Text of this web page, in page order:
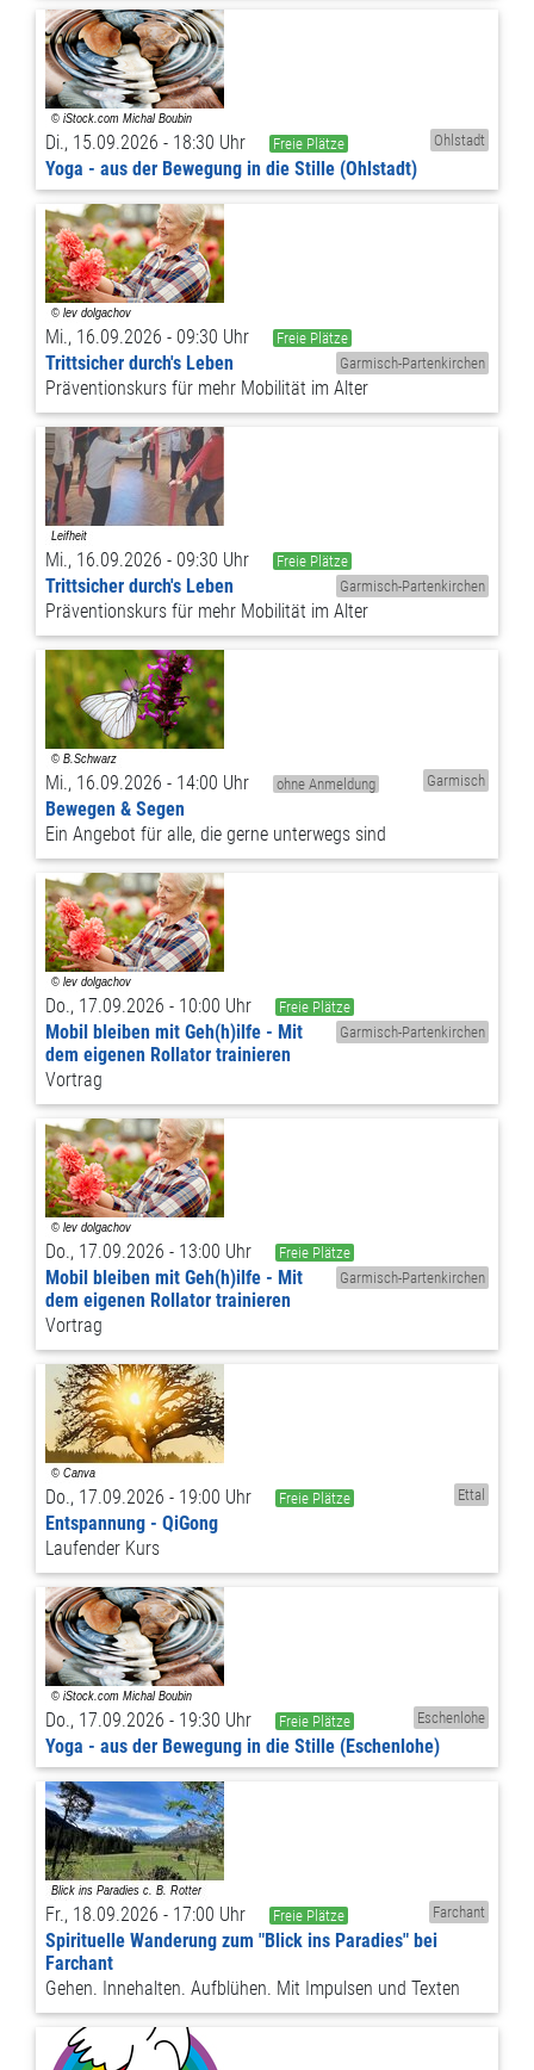
Di., 15.09.2026 - 18:30 Uhr Freie Plätze Ohlstadt
Yoga - aus der Bewegung in die Stille (Ohlstadt)
Mi., 16.09.2026 - 09:30 Uhr
Freie Plätze
Garmisch-Partenkirchen
Trittsicher durch's Leben
Präventionskurs für mehr Mobilität im Alter
Mi., 16.09.2026 - 09:30 Uhr
Freie Plätze
Garmisch-Partenkirchen
Trittsicher durch's Leben
Präventionskurs für mehr Mobilität im Alter
Mi., 16.09.2026 - 14:00 Uhr ohne Anmeldung Garmisch
Bewegen & Segen
Ein Angebot für alle, die gerne unterwegs sind
Do., 17.09.2026 - 10:00 Uhr
Freie Plätze
Garmisch-Partenkirchen
Mobil bleiben mit Geh(h)ilfe - Mit
dem eigenen Rollator trainieren
Vortrag
Do., 17.09.2026 - 13:00 Uhr
Freie Plätze
Garmisch-Partenkirchen
Mobil bleiben mit Geh(h)ilfe - Mit
dem eigenen Rollator trainieren
Vortrag
Do., 17.09.2026 - 19:00 Uhr Freie Plätze Ettal
Entspannung - QiGong
Laufender Kurs
Do., 17.09.2026 - 19:30 Uhr Freie Plätze Eschenlohe
Yoga - aus der Bewegung in die Stille (Eschenlohe)
Fr., 18.09.2026 - 17:00 Uhr Freie Plätze Farchant
Spirituelle Wanderung zum "Blick ins Paradies" bei
Farchant
Gehen. Innehalten. Aufblühen. Mit Impulsen und Texten